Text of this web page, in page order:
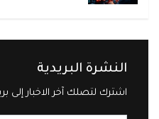
النشرة البريدية
اشترك لتصلك آخر الاخبار إلى